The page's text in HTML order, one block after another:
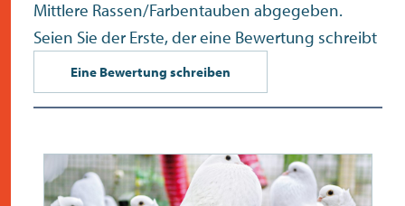
Mittlere Rassen/Farbentauben abgegeben.
Seien Sie der Erste, der eine Bewertung schreibt
Eine Bewertung schreiben